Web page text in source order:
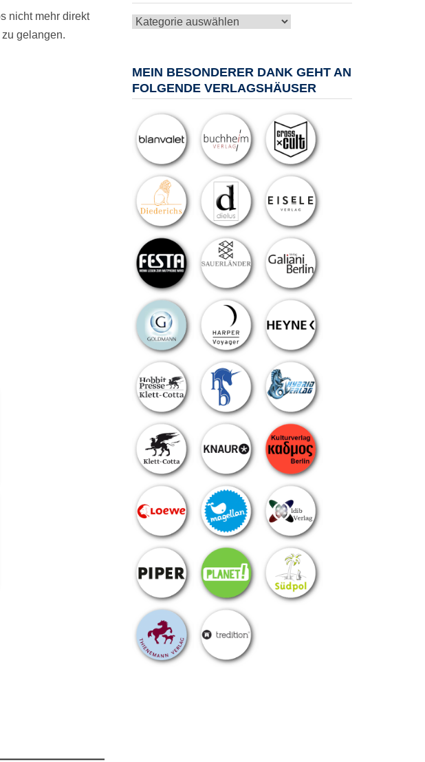
nicht mehr direkt
gelangen.
Kategorien
MEIN BESONDERER DANK GEHT AN
FOLGENDE VERLAGSHÄUSER